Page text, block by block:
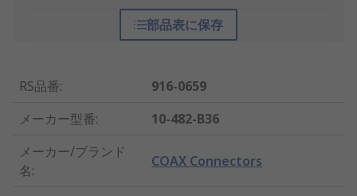
部品表に保存
RS品番:
916-0659
メーカー型番:
10-482-B36
メーカー/ブランド
名:
COAX Connectors